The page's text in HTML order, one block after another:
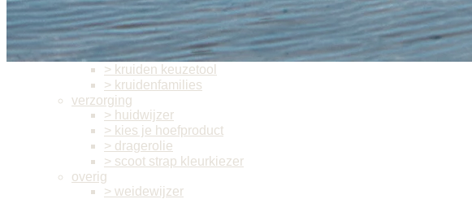
> kruidensorteerder
> kruidenrisicotool
> kruiden contraindicatie
> kruiden op smaak
> kruiden keuzetool
> kruidenfamilies
verzorging
> huidwijzer
> kies je hoefproduct
> dragerolie
> scoot strap kleurkiezer
overig
> weidewijzer